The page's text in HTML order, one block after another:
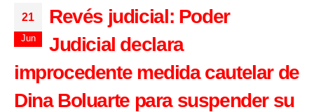
21
Jun
Revés judicial: Poder
Judicial declara
improcedente medida cautelar de
Dina Boluarte para suspender su